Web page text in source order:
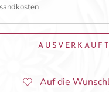
AUSVERKAUFT